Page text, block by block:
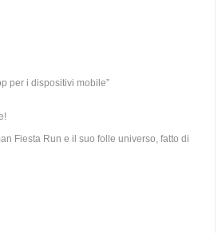
per i dispositivi mobile”
Fiesta Run e il suo folle universo, fatto di